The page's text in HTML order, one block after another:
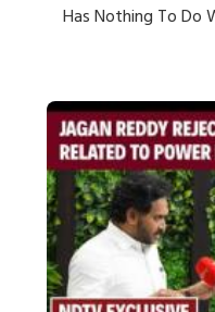
Has Nothing To Do